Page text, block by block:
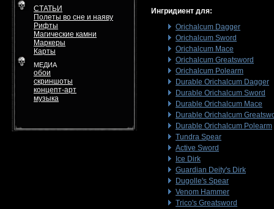
СТАТЬИ
Полеты во сне и наяву
Рифты
Магические камни
Маркеры
Карты
МЕДИА
обои
скриншоты
концепт-арт
музыка
Ингридиент для:
Orichalcum Dagger
Orichalcum Sword
Orichalcum Mace
Orichalcum Greatsword
Orichalcum Polearm
Durable Orichalcum Dagger
Durable Orichalcum Sword
Durable Orichalcum Mace
Durable Orichalcum
Durable Orichalcum Polearm
Tundra Spear
Active Sword
Ice Dirk
Guardian Deity's Dirk
Dugolle's Spear
Venom Hammer
Trico's Greatsword